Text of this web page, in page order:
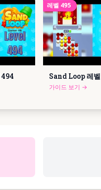
494
레벨 495
Sand Loop 레벨
가이드 보기 →